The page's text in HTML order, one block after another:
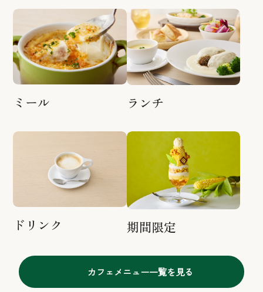
ミール ランチ
ドリンク 期間限定
カフェメニュー一覧を見る